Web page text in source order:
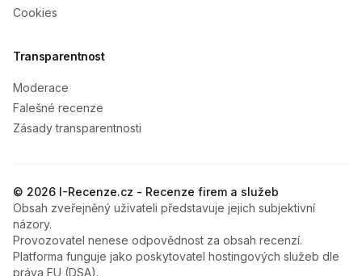
Cookies
Transparentnost
Moderace
Falešné recenze
Zásady transparentnosti
© 2026 I-Recenze.cz - Recenze firem a služeb
Obsah zveřejněný uživateli představuje jejich subjektivní
názory.
Provozovatel nenese odpovědnost za obsah recenzí.
Platforma funguje jako poskytovatel hostingových služeb dle
práva EU (DSA).